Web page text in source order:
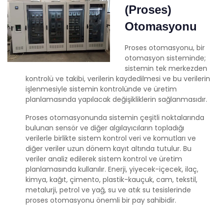
(Proses)
Otomasyonu
Proses otomasyonu, bir
otomasyon sisteminde;
sistemin tek merkezden
kontrolü ve takibi, verilerin kaydedilmesi ve bu verilerin
işlenmesiyle sistemin kontrolünde ve üretim
planlamasında yapılacak değişikliklerin sağlanmasıdır.
Proses otomasyonunda sistemin çeşitli noktalarında
bulunan sensör ve diğer algılayıcıların topladığı
verilerle birlikte sistem kontrol veri ve komutları ve
diğer veriler uzun dönem kayıt altında tutulur. Bu
veriler analiz edilerek sistem kontrol ve üretim
planlamasında kullanılır. Enerji, yiyecek-içecek, ilaç,
kimya, kağıt, çimento, plastik-kauçuk, cam, tekstil,
metalurji, petrol ve yağ, su ve atık su tesislerinde
proses otomasyonu önemli bir pay sahibidir.